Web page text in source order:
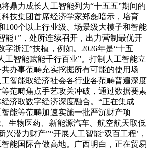
鼎力成长人工智能列为“十五五”期间的
技集团首席经济学家郑磊暗示，培育
100个以上行业级、场景级大模子和智能
能+”，处所连续召开，出力营制最优开
字浙江”扶植，例如。2026年是“十五
工智能赋能千行百业”。打制人工智能立
办事范畴充实挖掘所有可能的使用场
智能取经济社会各行业各范畴普遍深度
范畴焦点手艺攻关冲破，通过数据要素
济取数字经济深度融合。“正在集成
能等范畴加速实施一批严沉财产项
生物医药、新能源汽车、航空航天取低
潜力财产”“开展人工智能‘双百工程’，
能国际合做高地。广西明白，正在贸易